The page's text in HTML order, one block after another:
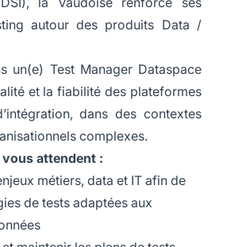
autour des produits Data /
un(e) Test Manager Dataspace
et la fiabilité des plateformes
dans des contextes
complexes.
attendent :
métiers, data et IT afin de
de tests adaptées aux